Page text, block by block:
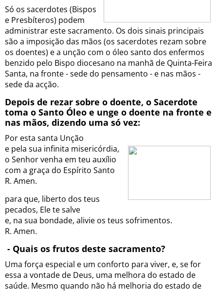
Só os sacerdotes (Bispos
e Presbíteros) podem
administrar este sacramento. Os dois sinais principais
são a imposição das mãos (os sacerdotes rezam sobre
os doentes) e a unção com o óleo santo dos enfermos
benzido pelo Bispo diocesano na manhã de Quinta-Feira
Santa, na fronte - sede do pensamento - e nas mãos -
sede da acção.
Depois de rezar sobre o doente, o Sacerdote
toma o Santo Óleo e unge o doente na fronte e
nas mãos, dizendo uma só vez:
Por esta santa Unção
e pela sua infinita misericórdia,
o Senhor venha em teu auxílio
com a graça do Espírito Santo
R. Amen.
para que, liberto dos teus
pecados, Ele te salve
e, na sua bondade, alivie os teus sofrimentos.
R. Amen.
- Quais os frutos deste sacramento?
Uma força especial e um conforto para viver, e, se for
essa a vontade de Deus, uma melhora do estado de
saúde. Mesmo quando não há melhoria do estado de